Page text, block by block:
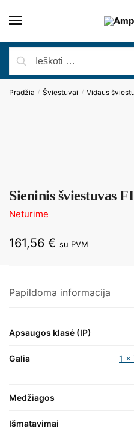
Pradžia / Šviestuvai / Vidaus
Sieninis šviestuvas
Neturime
161,56 € su PVM
Papildoma informacija
Apsaugos klasė (IP)
Galia
1 x
Medžiagos
Išmatavimai